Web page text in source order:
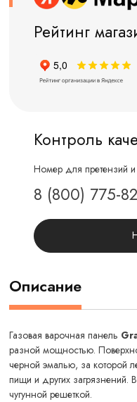
Рейтинг
Контроль
Номер для претензий
8 (800) 775-
Описание
Газовая варочная панель
разной мощностью.
черной эмалью, за которой
пищи и других
чугунной решеткой.